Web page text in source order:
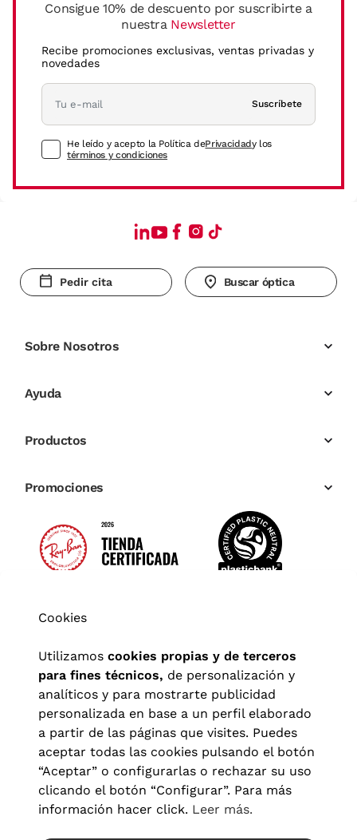
Consigue 10% de descuento por suscribirte a
nuestra Newsletter
Recibe promociones exclusivas, ventas privadas y
novedades
Suscríbete
He leído y acepto la Política dePrivacidady los
términos y condiciones
Pedir cita Buscar óptica
Sobre Nosotros
Ayuda
Productos
Promociones
Aviso legal| Política de privacidad Términos y condiciones
Política de cookies|Configuración de cookies
Cookies
Utilizamos cookies propias y de terceros
para fines técnicos, de personalización y
analíticos y para mostrarte publicidad
personalizada en base a un perfil elaborado
a partir de las páginas que visites. Puedes
aceptar todas las cookies pulsando el botón
“Aceptar” o configurarlas o rechazar su uso
clicando el botón “Configurar”. Para más
información hacer click. Leer más.